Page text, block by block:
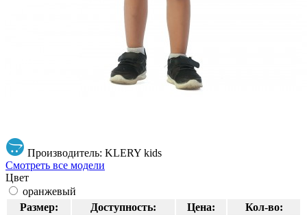
Производитель: KLERY kids
Смотреть все модели
Цвет
оранжевый
Размер:
Доступность: Цена:
Кол-во: